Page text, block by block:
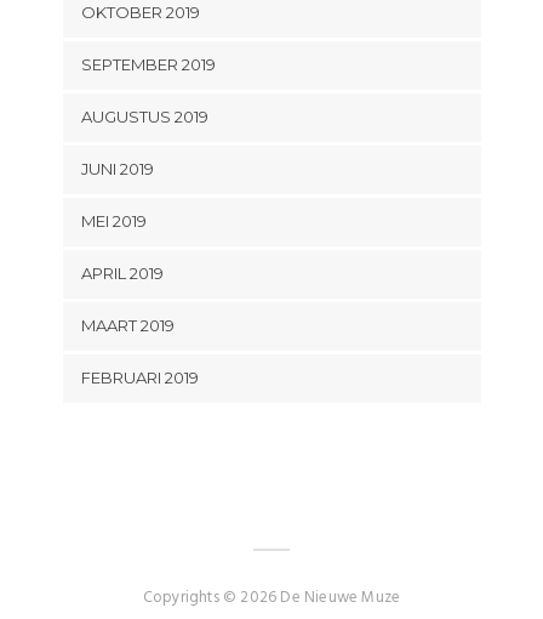
OKTOBER 2019
SEPTEMBER 2019
AUGUSTUS 2019
JUNI 2019
MEI 2019
APRIL 2019
MAART 2019
FEBRUARI 2019
Copyrights © 2026 De Nieuwe Muze